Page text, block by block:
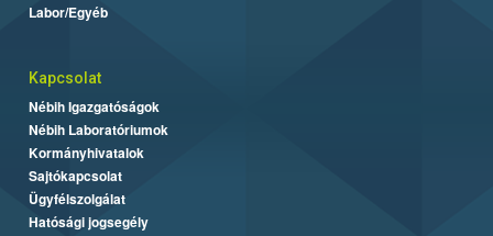
Labor/Egyéb
Kapcsolat
Nébih Igazgatóságok
Nébih Laboratóriumok
Kormányhivatalok
Sajtókapcsolat
Ügyfélszolgálat
Hatósági jogsegély